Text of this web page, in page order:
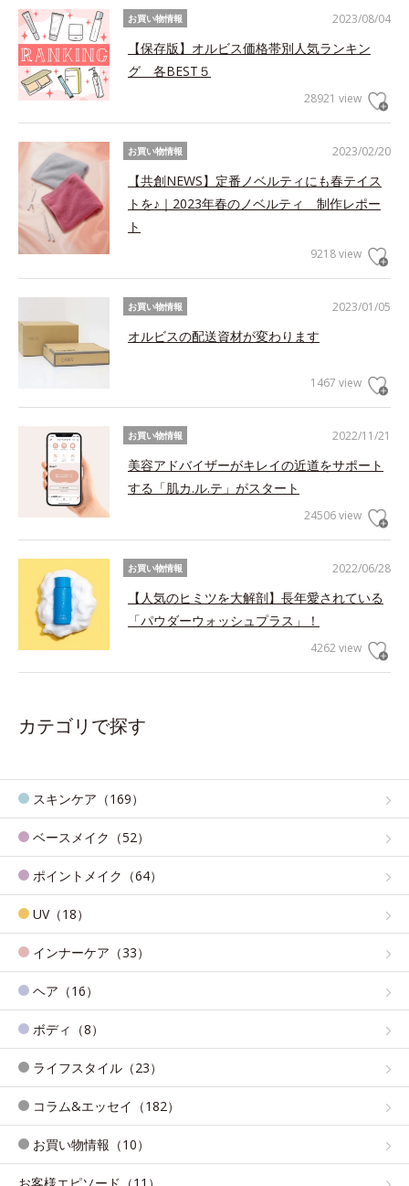
2023/08/04
お買い物情報
【保存版】オルビス価格帯別人気ランキン
グ 各BEST５
28921 view
2023/02/20
お買い物情報
【共創NEWS】定番ノベルティにも春テイス
トを♪｜2023年春のノベルティ 制作レポー
ト
9218 view
2023/01/05
お買い物情報
オルビスの配送資材が変わります
1467 view
2022/11/21
お買い物情報
美容アドバイザーがキレイの近道をサポート
する「肌カ.ル.テ」がスタート
24506 view
2022/06/28
お買い物情報
【人気のヒミツを大解剖】長年愛されている
「パウダーウォッシュプラス」！
4262 view
カテゴリで探す
スキンケア（169）
ベースメイク（52）
ポイントメイク（64）
UV（18）
インナーケア（33）
ヘア（16）
ボディ（8）
ライフスタイル（23）
コラム&エッセイ（182）
お買い物情報（10）